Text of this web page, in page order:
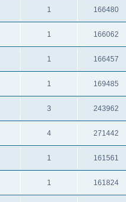
1 166480
1 166062
1 166457
1 169485
3 243962
4 271442
1 161561
1 161824